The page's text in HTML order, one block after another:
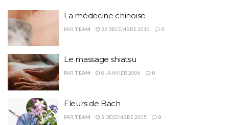
La médecine chinoise
PAR TEAM 22 DÉCEMBRE 2010 0
Le massage shiatsu
PAR TEAM 8 JANVIER 2006 0
Fleurs de Bach
PAR TEAM 5 DÉCEMBRE 2005 0